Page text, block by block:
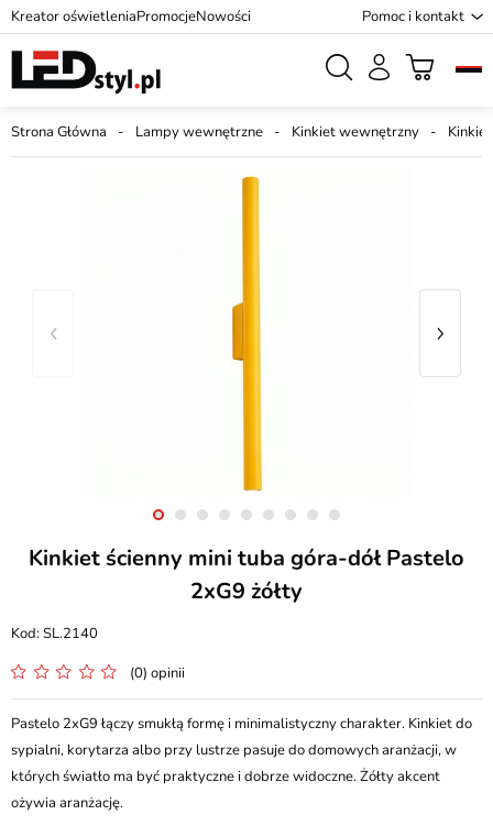
Kreator oświetleniaPromocjeNowości Pomoc i kontakt
Strona Główna Lampy wewnętrzne Kinkiet wewnętrzny
Kinkiet ścienny mini tuba góra-dół Pastelo
2xG9 żółty
SL.2140
(0) opinii
Pastelo 2xG9 łączy smukłą formę i minimalistyczny charakter. Kinkiet do
sypialni, korytarza albo przy lustrze pasuje do domowych aranżacji, w
których światło ma być praktyczne i dobrze widoczne. Żółty akcent
ożywia aranżację.